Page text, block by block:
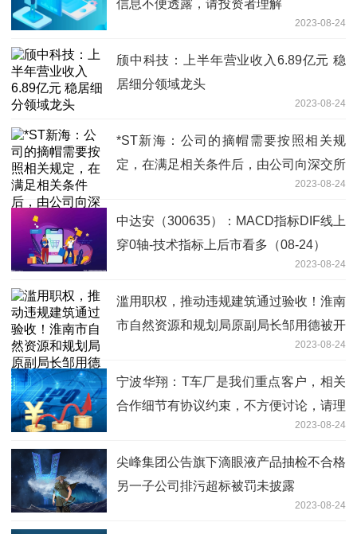
信息不便透露，请投资者理解
2023-08-24
颀中科技：上半年营业收入6.89亿元 稳
居细分领域龙头
2023-08-24
*ST新海：公司的摘帽需要按照相关规
定，在满足相关条件后，由公司向深交所
2023-08-24
中达安（300635）：MACD指标DIF线上
穿0轴-技术指标上后市看多（08-24）
2023-08-24
滥用职权，推动违规建筑通过验收！淮南
市自然资源和规划局原副局长邹用德被开
2023-08-24
宁波华翔：T车厂是我们重点客户，相关
合作细节有协议约束，不方便讨论，请理
2023-08-24
尖峰集团公告旗下滴眼液产品抽检不合格
另一子公司排污超标被罚未披露
2023-08-24